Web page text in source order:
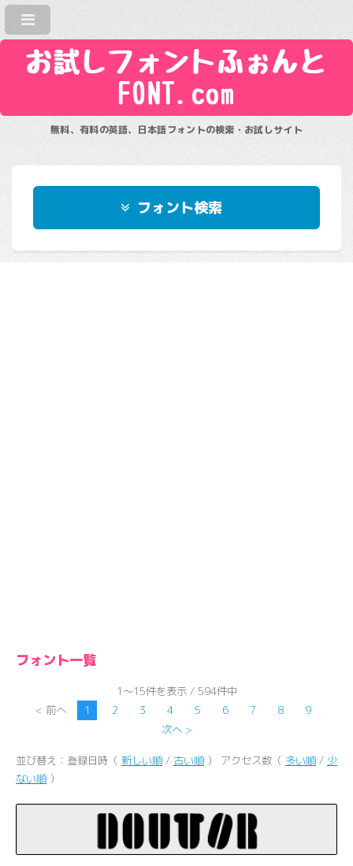
お試しフォントふぉんと
FONT.com
無料、有料の英語、日本語フォントの検索・お試しサイト
フォント検索
フォント一覧
1～15件を表示 / 594件中
< 前へ
1 2 3 4 5 6 7 8
9
次へ >
並び替え：登録日時（ 新しい順 / 古い順 ） アクセス数（ 多い順 / 少
ない順 ）